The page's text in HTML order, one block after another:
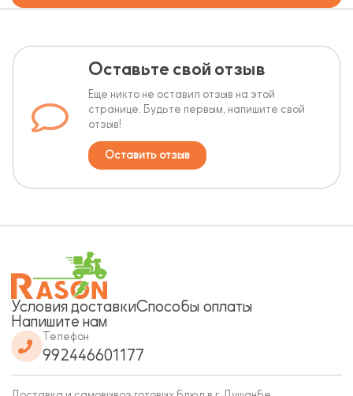
Оставьте свой отзыв
Еще никто не оставил отзыв на этой
странице. Будьте первым, напишите свой
отзыв!
Оставить отзыв
Условия доставкиСпособы оплаты
Напишите нам
Телефон
992446601177